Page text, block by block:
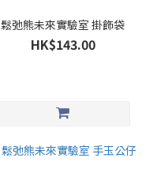
鬆弛熊未來實驗室 掛飾袋
HK$143.00